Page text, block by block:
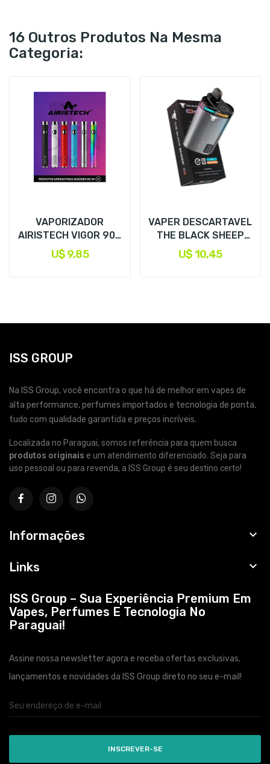
16 Outros Produtos Na Mesma
Categoria:
VAPORIZADOR
AIRISTECH VIGOR 900
- AMBER ORANGE
U$ 9,85
VAPER DESCARTAVEL
THE BLACK SHEEP
FRESH MINT +...
U$ 10,45
ISS GROUP
Na ISS Group, você encontra o que há de melhor em vapes de
alta performance, perfumes importados e tecnologia de ponta,
tudo com qualidade garantida e preços incríveis.
Localizada no Paraguai, somos referência para quem busca
produtos originais e um atendimento diferenciado. Seja para
uso pessoal ou para revenda, a ISS Group é seu destino certo!
Informações 
Links 
ISS Group – Sua Experiência Premium Em
Vapes, Perfumes E Tecnologia No
Paraguai!
Assine nossa newsletter agora e receba ofertas exclusivas,
lançamentos e novidades da ISS Group direto no seu e-mail!
INSCREVER-SE